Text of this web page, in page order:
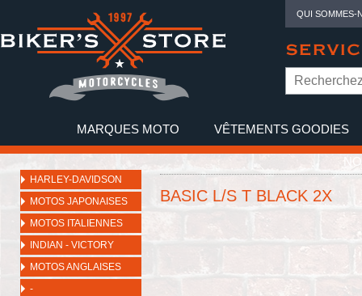
QUI SOMMES-
MARQUES MOTO VÊTEMENTS GOODIES
HARLEY-DAVIDSON
MOTOS JAPONAISES
MOTOS ITALIENNES
INDIAN - VICTORY
MOTOS ANGLAISES
-
BASIC L/S T BLACK 2X